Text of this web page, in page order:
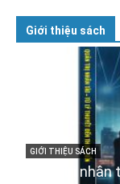
Giới thiệu sách
GIỚI THIỆU SÁCH
Cuốn sách
với Đảng, Nhà
tư cách